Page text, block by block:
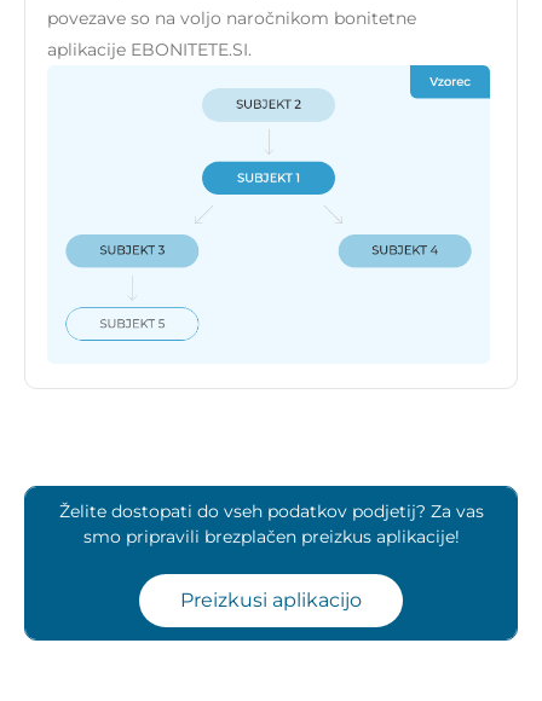
povezave so na voljo naročnikom bonitetne
aplikacije EBONITETE.SI.
Želite dostopati do vseh podatkov podjetij? Za vas
smo pripravili brezplačen preizkus aplikacije!
Preizkusi aplikacijo